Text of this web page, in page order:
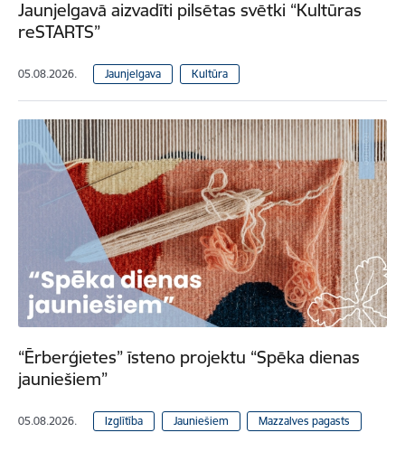
Jaunjelgavā aizvadīti pilsētas svētki “Kultūras
reSTARTS”
05.08.2026. Jaunjelgava Kultūra
“Ērberģietes” īsteno projektu “Spēka dienas
jauniešiem”
05.08.2026. Izglītība Jauniešiem Mazzalves pagasts